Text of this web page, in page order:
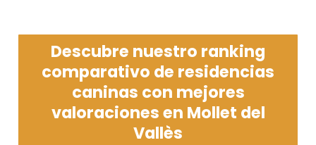
Descubre nuestro ranking
comparativo de residencias
caninas con mejores
valoraciones en Mollet del
Vallès